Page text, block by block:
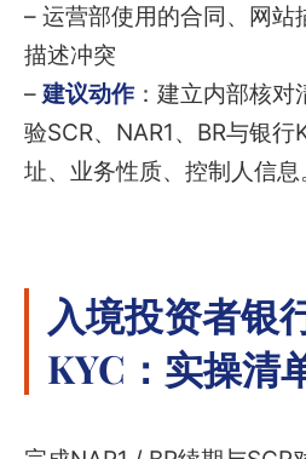
– 运营部使用的合同、网站
描述冲突
– 建议动作：建立内部核对
验SCR、NAR1、BR与银
址、业务性质、控制人信息
入境投资者银
KYC：实操清